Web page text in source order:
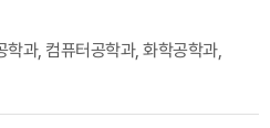
과, 컴퓨터공학과, 화학공학과,